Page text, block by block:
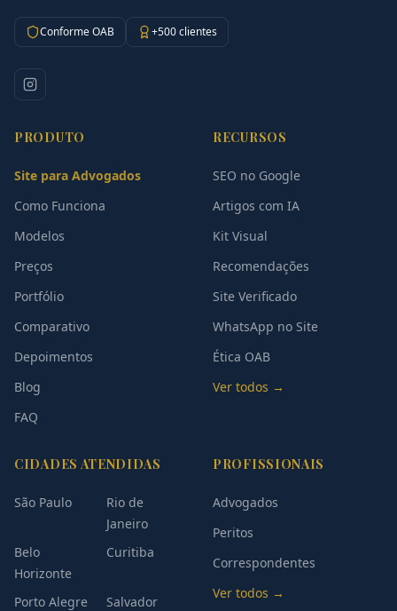
Conforme OAB +500 clientes
PRODUTO
Site para Advogados
Como Funciona
Modelos
Preços
Portfólio
Comparativo
Depoimentos
Blog
FAQ
RECURSOS
SEO no Google
Artigos com IA
Kit Visual
Recomendações
Site Verificado
WhatsApp no Site
Ética OAB
Ver todos →
CIDADES ATENDIDAS
São Paulo
Rio de
Janeiro
Belo
Horizonte
Curitiba
Porto Alegre Salvador
PROFISSIONAIS
Advogados
Peritos
Correspondentes
Ver todos →